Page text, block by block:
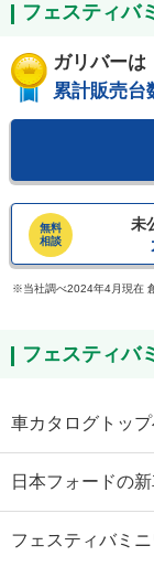
フェスティバ
ガリバーは
累計販売台
無料
相談
未
当社調べ2024年4月現在
フェスティバ
車カタログトッ
日本フォードの
フェスティバミ